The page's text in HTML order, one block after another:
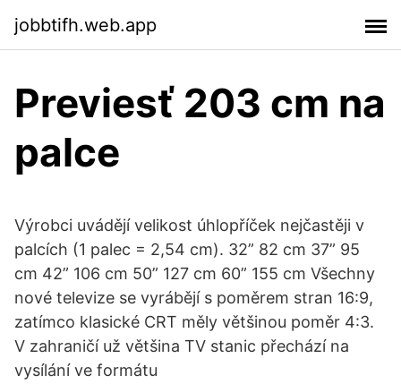
jobbtifh.web.app
Previesť 203 cm na
palce
Výrobci uvádějí velikost úhlopříček nejčastěji v
palcích (1 palec = 2,54 cm). 32” 82 cm 37” 95
cm 42” 106 cm 50” 127 cm 60” 155 cm Všechny
nové televize se vyrábějí s poměrem stran 16:9,
zatímco klasické CRT měly většinou poměr 4:3.
V zahraničí už většina TV stanic přechází na
vysílání ve formátu